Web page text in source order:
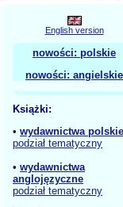
English version
nowości: polskie
nowości: angielskie
Książki:
• wydawnictwa polskie
podział tematyczny
• wydawnictwa
anglojęzyczne
podział tematyczny